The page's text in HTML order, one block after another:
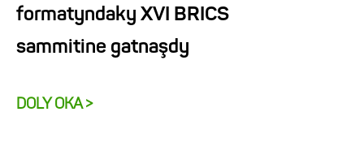
formatyndaky XVI BRICS
sammitine gatnaşdy
DOLY OKA >